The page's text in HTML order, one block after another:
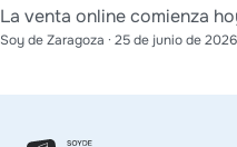
La venta online comienza
Soy de Zaragoza · 25 de junio de 2026